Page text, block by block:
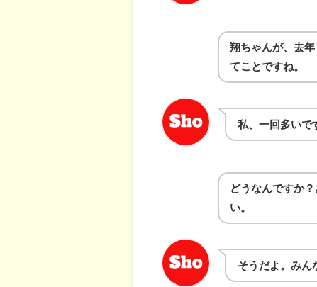
翔ちゃんが、去
てことですね。
私、一回多いで
どうなんですか
い。
そうだよ。みん